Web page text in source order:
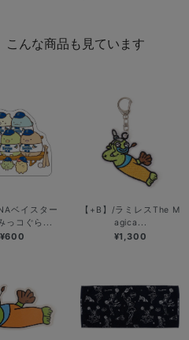
こんな商品も見ています
ベイスター
っコぐら...
¥600
【+B】/ラミレスThe M
agica...
¥1,300